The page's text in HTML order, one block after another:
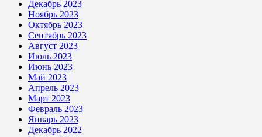
Декабрь 2023
Ноябрь 2023
Октябрь 2023
Сентябрь 2023
Август 2023
Июль 2023
Июнь 2023
Май 2023
Апрель 2023
Март 2023
Февраль 2023
Январь 2023
Декабрь 2022